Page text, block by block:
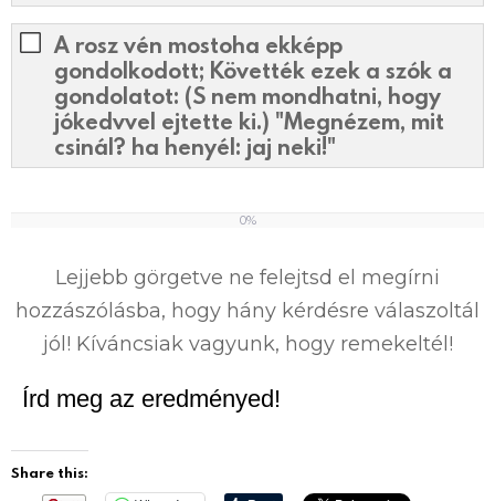
A rosz vén mostoha ekképp
gondolkodott; Követték ezek a szók a
gondolatot: (S nem mondhatni, hogy
jókedvvel ejtette ki.) "Megnézem, mit
csinál? ha henyél: jaj neki!"
0%
Lejjebb görgetve ne felejtsd el megírni
hozzászólásba, hogy hány kérdésre válaszoltál
jól! Kíváncsiak vagyunk, hogy remekeltél!
Írd meg az eredményed!
Share this: